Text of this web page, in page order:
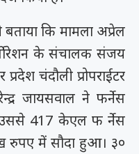
कि मामला अप्रेल
के संचालक संजय
चंदौली प्रोपराईटर
जायसवाल ने फर्नेस
417 केएल फ र्नेस
में सौदा हुआ। ३०